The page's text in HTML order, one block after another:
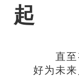
起
直至有
好为未